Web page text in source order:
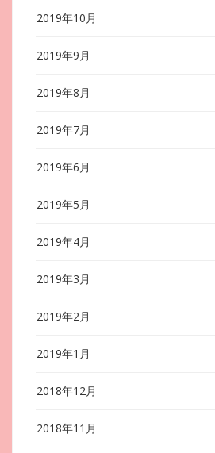
2019年10月
2019年9月
2019年8月
2019年7月
2019年6月
2019年5月
2019年4月
2019年3月
2019年2月
2019年1月
2018年12月
2018年11月